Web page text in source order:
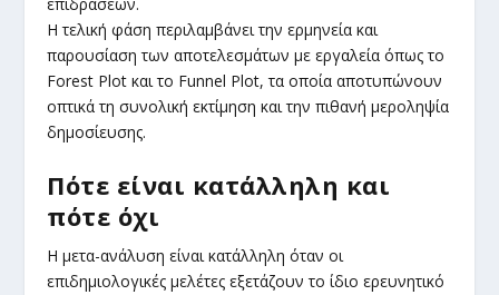
Η τελική φάση περιλαμβάνει την ερμηνεία και
παρουσίαση των αποτελεσμάτων με εργαλεία όπως το
Forest Plot και το Funnel Plot, τα οποία αποτυπώνουν
οπτικά τη συνολική εκτίμηση και την πιθανή μεροληψία
δημοσίευσης.
Πότε είναι κατάλληλη και
πότε όχι
Η μετα-ανάλυση είναι κατάλληλη όταν οι
επιδημιολογικές μελέτες εξετάζουν το ίδιο ερευνητικό